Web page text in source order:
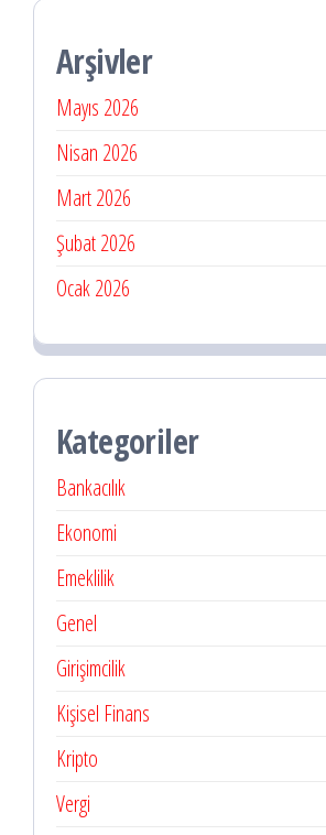
Arşivler
Mayıs 2026
Nisan 2026
Mart 2026
Şubat 2026
Ocak 2026
Kategoriler
Bankacılık
Ekonomi
Emeklilik
Genel
Girişimcilik
Kişisel Finans
Kripto
Vergi